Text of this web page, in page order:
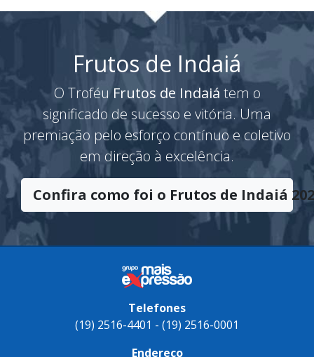
Frutos de Indaiá
O Troféu Frutos de Indaiá tem o
significado de sucesso e vitória. Uma
premiação pelo esforço contínuo e coletivo
em direção à excelência.
Confira como foi o Frutos de Indaiá
Telefones
(19) 2516-4401 - (19) 2516-0001